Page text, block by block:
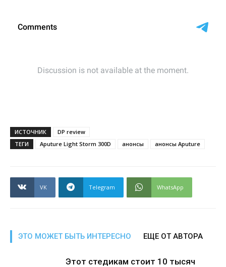
ИСТОЧНИК
DP review
ТЕГИ
Aputure Light Storm 300D анонсы анонсы Aputure
VK Telegram WhatsApp
ЭТО МОЖЕТ БЫТЬ ИНТЕРЕСНО ЕЩЕ ОТ АВТОРА
Этот стедикам стоит 10 тысяч